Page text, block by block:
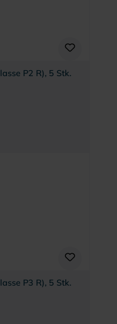
P2 R), 5 Stk.
P3 R), 5 Stk.